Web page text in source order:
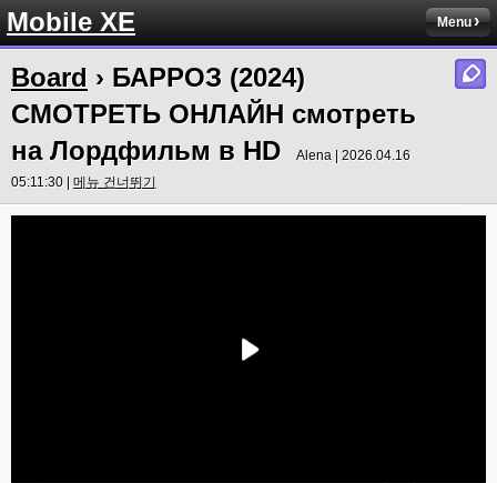
Mobile XE Menu
Board › БАРРОЗ (2024)
СМОТРЕТЬ ОНЛАЙН смотреть
на Лордфильм в HD
Alena | 2026.04.16
05:11:30 | 메뉴 건너뛰기